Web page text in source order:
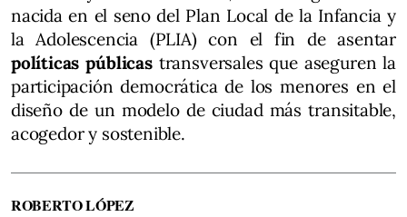
nacida en el seno del Plan Local de la Infancia y
la Adolescencia (PLIA) con el fin de asentar
políticas públicas transversales que aseguren la
participación democrática de los menores en el
diseño de un modelo de ciudad más transitable,
acogedor y sostenible.
ROBERTO LÓPEZ